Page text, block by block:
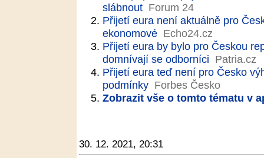
slábnout Forum 24
Přijetí eura není aktuálně pro
ekonomové Echo24.cz
Přijetí eura by bylo pro Českou
domnívají se odborníci Patria.cz
Přijetí eura teď není pro Česko
podmínky Forbes Česko
Zobrazit vše o tomto tématu v
30. 12. 2021, 20:31